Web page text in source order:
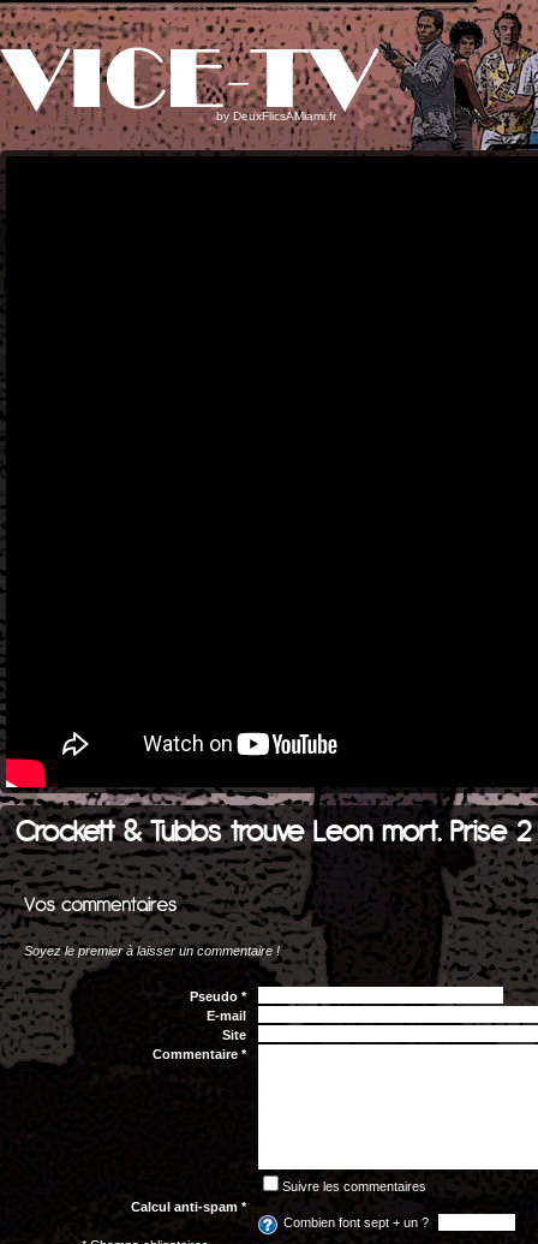
by DeuxFlicsAMiami.fr
Crockett & Tubbs trouve Leon mort. Prise 2
Soyez le premier à laisser un commentaire !
Pseudo *
E-mail
Site
Commentaire *
Suivre les commentaires
Calcul anti-spam *
Combien font sept + un ?